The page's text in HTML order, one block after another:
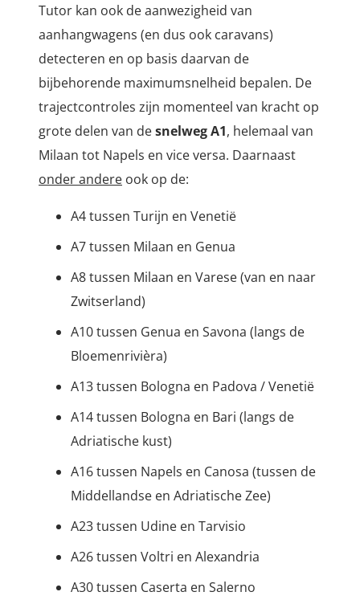
Tutor kan ook de aanwezigheid van
aanhangwagens (en dus ook caravans)
detecteren en op basis daarvan de
bijbehorende maximumsnelheid bepalen. De
trajectcontroles zijn momenteel van kracht op
grote delen van desnelweg A1, helemaal van
Milaan tot Napels en vice versa. Daarnaast
onder andere ook op de:
A4 tussen Turijn en Venetië
A7 tussen Milaan en Genua
A8 tussen Milaan en Varese (van en naar
Zwitserland)
A10 tussen Genua en Savona (langs de
Bloemenrivièra)
A13 tussen Bologna en Padova / Venetië
A14 tussen Bologna en Bari (langs de
Adriatische kust)
A16 tussen Napels en Canosa (tussen de
Middellandse en Adriatische Zee)
A23 tussen Udine en Tarvisio
A26 tussen Voltri en Alexandria
A30 tussen Caserta en Salerno